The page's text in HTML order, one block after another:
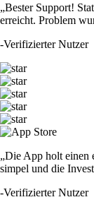
„Bester Support!
erreicht. Problem
-Verifizierter Nutzer
„Die App holt einen
simpel und die
-Verifizierter Nutzer